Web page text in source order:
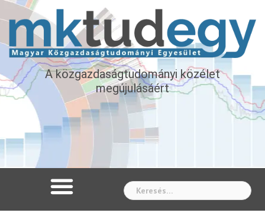
A közgazdaságtudományi közélet
megújulásáért